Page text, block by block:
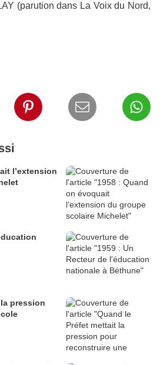
dans La Voix du Nord,
l’extension
pression